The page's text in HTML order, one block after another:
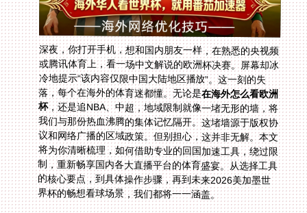
深夜，你打开手机，想和国内朋友一样，在熟悉的央视频
或腾讯体育上，看一场中文解说的欧洲杯决赛。屏幕却冰
冷地提示“该内容仅限中国大陆地区播放”。这一刻的失
落，每个在海外的体育迷都懂。无论是在海外怎么看欧洲
杯，还是追NBA、中超，地域限制就像一堵无形的墙，将
我们与那份热血沸腾的集体记忆隔开。这堵墙源于版权协
议和网络广播的区域政策。但别担心，这并非无解。本文
将为你清晰梳理，如何借助专业的回国加速工具，绕过限
制，重新畅享国内各大直播平台的体育盛宴。从选择工具
的核心要点，到具体操作步骤，再到未来2026美加墨世
界杯的畅想看球场景，我们都将一一涵盖。